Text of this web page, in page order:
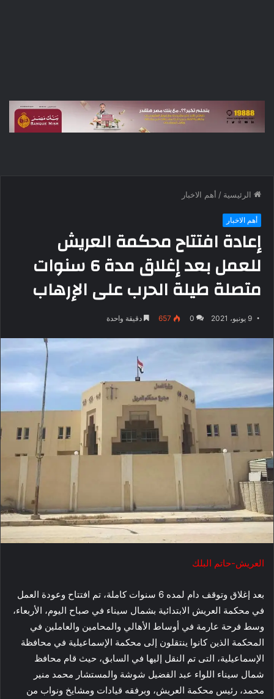
الرئيسية / أهم الاخبار
أهم الاخبار
إعادة افتتاح محكمة العريش
للعمل بعد إغلاق مدة 6 سنوات
متصلة طيلة الحرب على الإرهاب
9 يونيو، 2021 0
657 دقيقة واحدة
العريش-حاتم البلك
بعد إغلاق وتوقف دام لمده 6 سنوات كاملة، تم افتتاح وعودة العمل
في محكمة العريش الابتدائية بشمال سيناء في صباح اليوم، الأربعاء،
وسط فرحة عارمة في أوساط الأهالي والمحامين والعاملين في
المحكمة الذين كانوا ينتقلون إلى محكمة الإسماعيلية في محافظة
الإسماعيلية، التى تم النقل إليها في السابق، حيث قام محافظ
شمال سيناء اللواء عبد الفضيل شوشة والمستشار محمد منير
محمد، رئيس محكمة العريش، وبرفقه قيادات ومشايخ ونواب من